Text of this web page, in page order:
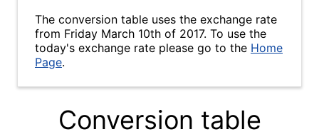
The conversion table uses the exchange rate
from Friday March 10th of 2017. To use the
today's exchange rate please go to the Home
Page.
Conversion table